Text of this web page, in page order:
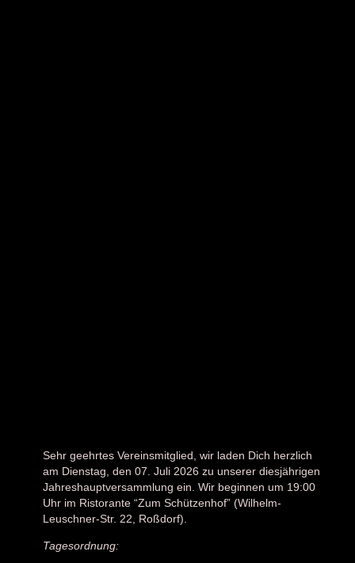
Sehr geehrtes Vereinsmitglied, wir laden Dich herzlich
am Dienstag, den 07. Juli 2026zu unserer diesjährigen
Jahreshauptversammlung ein. Wir beginnen um 19:00
Uhr im Ristorante “Zum Schützenhof” (Wilhelm-
Leuschner-Str. 22, Roßdorf).
Tagesordnung: